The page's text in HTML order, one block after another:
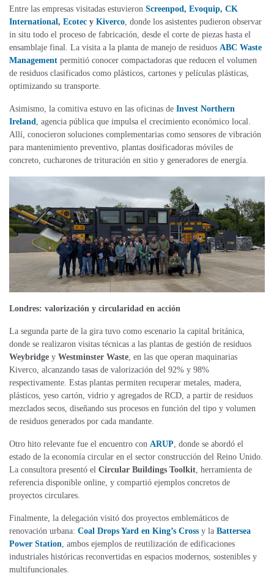
Entre las empresas visitadas estuvieron Screenpod , Evoquip, CK
International , Ecotec y Kiverco , donde los asistentes pudieron observar
in situ todo el proceso de fabricación, desde el corte de piezas hasta el
ensamblaje final. La visita a la planta de manejo de residuos ABC Waste
Management permitió conocer compactadoras que reducen el volumen
de residuos clasificados como plásticos, cartones y películas plásticas,
optimizando su transporte.
Asimismo, la comitiva estuvo en las oficinas de Invest Northern
Ireland
, agencia pública que impulsa el crecimiento económico local.
Allí, conocieron soluciones complementarias como sensores de vibración
para mantenimiento preventivo, plantas dosificadoras móviles de
concreto, cucharones de trituración en sitio y generadores de energía.
Londres: valorización y circularidad en acción
La segunda parte de la gira tuvo como escenario la capital británica,
donde se realizaron visitas técnicas a las plantas de gestión de residuos
Weybridge y Westminster Waste , en las que operan maquinarias
Kiverco, alcanzando tasas de valorización del 92% y 98%
respectivamente. Estas plantas permiten recuperar metales, madera,
plásticos, yeso cartón, vidrio y agregados de RCD, a partir de residuos
mezclados secos, diseñando sus procesos en función del tipo y volumen
de residuos generados por cada mandante.
Otro hito relevante fue el encuentro con ARUP , donde se abordó el
estado de la economía circular en el sector construcción del Reino Unido.
La consultora presentó el Circular Buildings Toolkit , herramienta de
referencia disponible online, y compartió ejemplos concretos de
proyectos circulares.
Finalmente, la delegación visitó dos proyectos emblemáticos de
renovación urbana: Coal Drops Yard en King’s Cross y la Battersea
Power Station , ambos ejemplos de reutilización de edificaciones
industriales históricas reconvertidas en espacios modernos, sostenibles y
multifuncionales.